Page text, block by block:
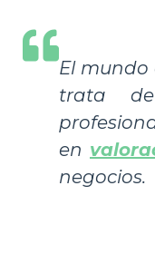
El mundo
trata
en
negocios.